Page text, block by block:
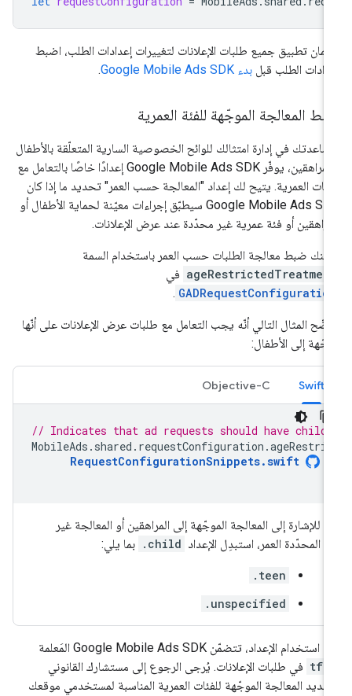
تطبيق جميع طلبات الإعلانات لتغييرات إعدادات الطلب، اضبط
الطلب قبل بدء Google Mobile Ads SDK
.
المعالجة الموجّهة للفئة العمرية
في إدارة امتثالك للوائح الخصوصية السارية المتعلّقة بالأطفال
يوفّرGoogle Mobile Ads SDKإعدادًا خاصًا بالتعامل مع
العمرية. يتيح لك إعداد "المعالجة حسب العمر" تحديد ما إذا كان
Google Mobile Adsسيطبّق إجراءات معيّنة لحماية الأطفال أو
أو فئة عمرية غير محدّدة عند عرض الإعلانات.
ضبط معالجة الطلبات حسب العمر باستخدام السمة
في
.
المثال التالي أنّه يجب التعامل مع طلبات عرض الإعلانات على أنّها
إلى الأطفال:
Swift
Objective-C
// Indicates that ad requests should have child
MobileAds.shared.requestConfiguration.
RequestConfigurationSnippets.swift
للإشارة إلى المعالجة الموجّهة إلى المراهقين أو المعالجة غير
المحدّدة العمر، استبدِل الإعداد .child بما يلي:
.teen
.unspecified
استخدام الإعداد، تتضمّنGoogle Mobile Ads SDKالمَعلمة
في طلبات الإعلانات. يُرجى الرجوع إلى مستشارك القانوني
المعالجة الموجّهة للفئات العمرية المناسبة لمستخدمي موقعك